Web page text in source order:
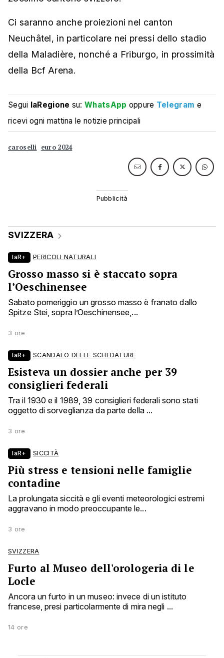
Ci saranno anche proiezioni nel canton
Neuchâtel, in particolare nei pressi dello stadio
della Maladière, nonché a Friburgo, in prossimità
della Bcf Arena.
Segui laRegione su:WhatsApp oppure Telegram e
ricevi ogni mattina le notizie principali
caroselli euro 2024
SVIZZERA
laR+ PERICOLI NATURALI
Grosso masso si è staccato sopra
l’Oeschinensee
Sabato pomeriggio un grosso masso è franato dallo
Spitze Stei, sopra l’Oeschinensee,...
3 ore
laR+ SCANDALO DELLE SCHEDATURE
Esisteva un dossier anche per 39
consiglieri federali
Tra il 1930 e il 1989, 39 consiglieri federali sono stati
oggetto di sorveglianza da parte della ...
3 ore
laR+ SICCITÀ
Più stress e tensioni nelle famiglie
contadine
La prolungata siccità e gli eventi meteorologici estremi
aggravano in modo preoccupante le...
3 ore
SVIZZERA
Furto al Museo dell'orologeria di le
Locle
Ancora un furto in un museo: invece di un istituto
francese, presi particolarmente di mira negli ...
14 ore